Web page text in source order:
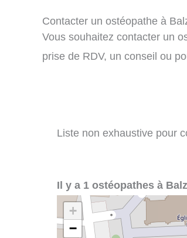
Contacter un ostéopathe à
Vous souhaitez contacter un
prise de RDV, un conseil ou
Liste non exhaustive pour
Il y a 1 ostéopathes à
+
−